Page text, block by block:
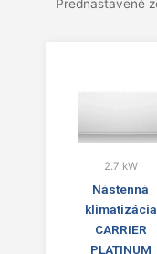
2.7 kW
Nástenná
klimatizácia
CARRIER
PLATINUM